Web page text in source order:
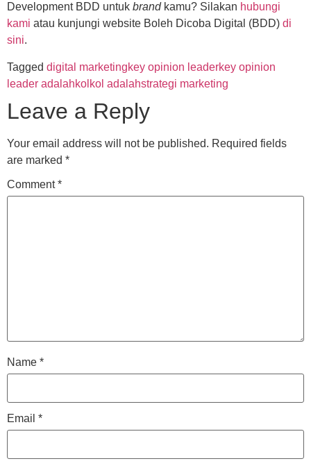
Development BDD untuk brand kamu? Silakan hubungi
kami atau kunjungi website Boleh Dicoba Digital (BDD) di
sini.
Tagged digital marketingkey opinion leaderkey opinion
leader adalahkol kol adalahstrategi marketing
Leave a Reply
Your email address will not be published. Required fields
are marked *
Comment*
Name *
Email *